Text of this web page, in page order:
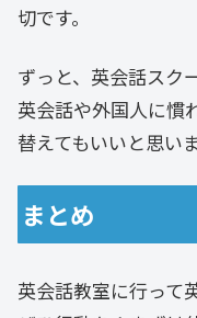
切です。
ずっと、英会話スク
英会話や外国人に慣
替えてもいいと思いま
まとめ
英会話教室に行って